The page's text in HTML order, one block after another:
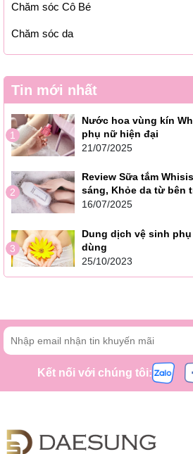
Chăm sóc Cô Bé
Chăm sóc da
Tin mới nhất
1
Nước hoa vùng kín
phụ nữ hiện đại
21/07/2025
2
Review Sữa tắm
sáng, Khỏe da từ bên
16/07/2025
3
Dung dịch vệ sinh
dùng
25/10/2023
Kết nối với chúng tôi: